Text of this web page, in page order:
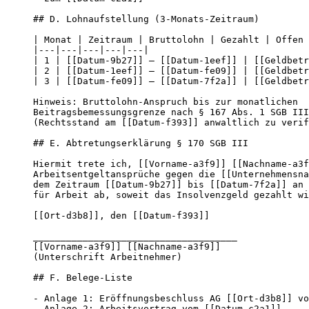
## D. Lohnaufstellung (3-Monats-Zeitraum)
| Monat | Zeitraum | Bruttolohn | Gezahlt |
|---|---|---|---|---|
| 1 | [[Datum-9b27]] – [[Datum-1eef]] |
| 2 | [[Datum-1eef]] – [[Datum-fe09]] |
| 3 | [[Datum-fe09]] – [[Datum-7f2a]] |
Hinweis: Bruttolohn-Anspruch bis zur monatlichen
Beitragsbemessungsgrenze nach § 167 Abs. 1 SGB III
(Rechtsstand am [[Datum-f393]] anwaltlich zu
## E. Abtretungserklärung § 170 SGB III
Hiermit trete ich, [[Vorname-a3f9]] [[Nachname-
Arbeitsentgeltansprüche gegen die
dem Zeitraum [[Datum-9b27]] bis [[Datum-7f2a]] an
für Arbeit ab, soweit das Insolvenzgeld gezahlt
[[Ort-d3b8]], den [[Datum-f393]]
[[Vorname-a3f9]] [[Nachname-a3f9]]
(Unterschrift Arbeitnehmer)
## F. Belege-Liste
- Anlage 1: Eröffnungsbeschluss AG [[Ort-d3b8]]